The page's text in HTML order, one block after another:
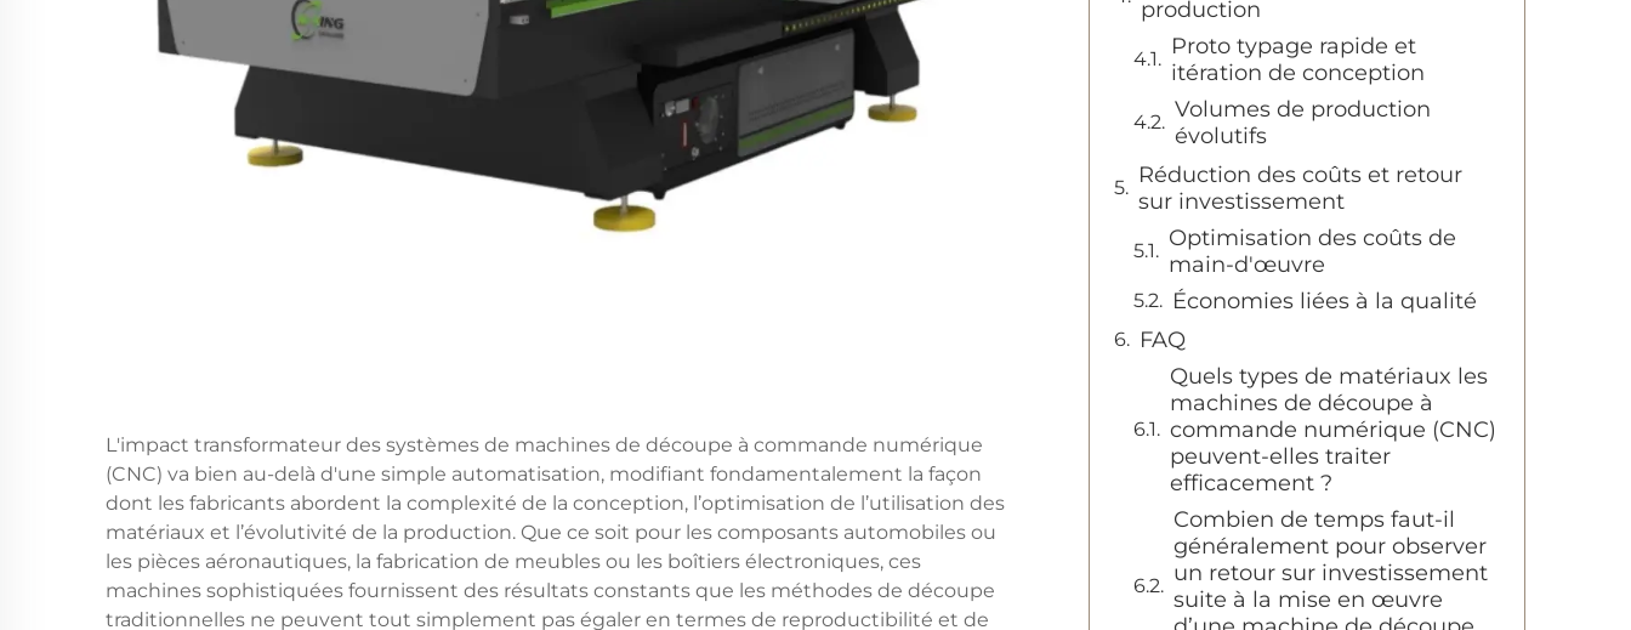
L'impact transformateur des systèmes de machines de découpe à commande numérique
(CNC) va bien au-delà d'une simple automatisation, modifiant fondamentalement la façon
dont les fabricants abordent la complexité de la conception, l’optimisation de l’utilisation des
matériaux et l’évolutivité de la production. Que ce soit pour les composants automobiles ou
les pièces aéronautiques, la fabrication de meubles ou les boîtiers électroniques, ces
machines sophistiquées fournissent des résultats constants que les méthodes de découpe
traditionnelles ne peuvent tout simplement pas égaler en termes de reproductibilité et de
production
Proto typage rapide et
itération de conception
Volumes de production
évolutifs
Réduction des coûts et retour
sur investissement
Optimisation des coûts de
main-d'œuvre
Économies liées à la qualité
FAQ
Quels types de matériaux les
machines de découpe à
commande numérique (CNC)
peuvent-elles traiter
efficacement ?
Combien de temps faut-il
généralement pour observer
un retour sur investissement
suite à la mise en œuvre